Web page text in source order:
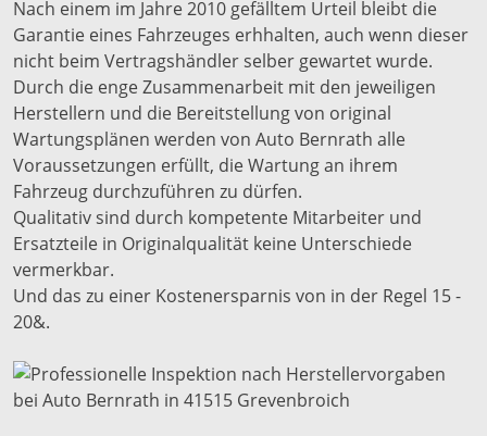
Nach einem im Jahre 2010 gefälltem Urteil bleibt die
Garantie eines Fahrzeuges erhhalten, auch wenn dieser
nicht beim Vertragshändler selber gewartet wurde.
Durch die enge Zusammenarbeit mit den jeweiligen
Herstellern und die Bereitstellung von original
Wartungsplänen werden von Auto Bernrath alle
Voraussetzungen erfüllt, die Wartung an ihrem
Fahrzeug durchzuführen zu dürfen.
Qualitativ sind durch kompetente Mitarbeiter und
Ersatzteile in Originalqualität keine Unterschiede
vermerkbar.
Und das zu einer Kostenersparnis von in der Regel 15 -
20&.